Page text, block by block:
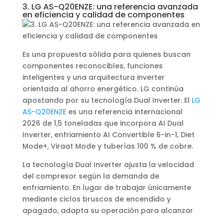
3. LG AS-Q20ENZE: una referencia avanzada
en eficiencia y calidad de componentes
Es una propuesta sólida para quienes buscan
componentes reconocibles, funciones
inteligentes y una arquitectura inverter
orientada al ahorro energético. LG continúa
apostando por su tecnología Dual Inverter. El LG
AS-Q20ENZEes una referencia internacional
2026 de 1,5 toneladas que incorpora AI Dual
Inverter, enfriamiento AI Convertible 6-in-1, Diet
Mode+, Viraat Mode y tuberías 100 % de cobre.
La tecnología Dual Inverter ajusta la velocidad
del compresor según la demanda de
enfriamiento. En lugar de trabajar únicamente
mediante ciclos bruscos de encendido y
apagado, adapta su operación para alcanzar